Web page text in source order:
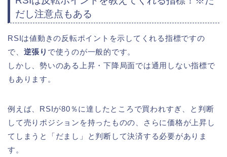
だし注意点もある
RSIは値動きの反転ポイントを示してくれる指標ですの
で、 逆張り で使うのが一般的です。
しかし、勢いのある上昇・下降局面では通用しない指標で
もあります。
例えば、RSIが80％に達したところで買われすぎ、と判断
して売りポジションを持ったものの、さらに価格が上昇し
てしまうと「だまし」と判断して決済する必要がありま
す。